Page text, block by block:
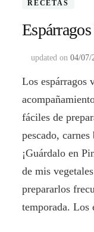
RECETAS
updated on 04/07/
Los espárragos
fáciles de
pescado,
¡Guárdalo en
de mis
prepararlos
temporada. Los